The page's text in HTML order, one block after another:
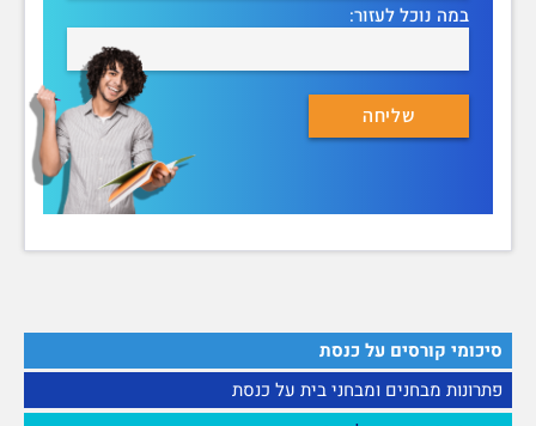
סיכומי קורסים על כנסת
פתרונות מבחנים ומבחני בית על כנסת
במה נוכל לעזור: